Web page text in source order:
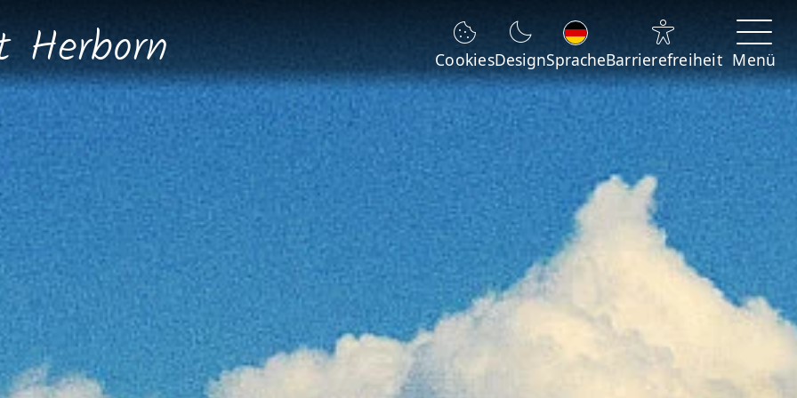
Herborn CookiesDesign
Sprache wechseln
SpracheBarrierefreiheit Menü